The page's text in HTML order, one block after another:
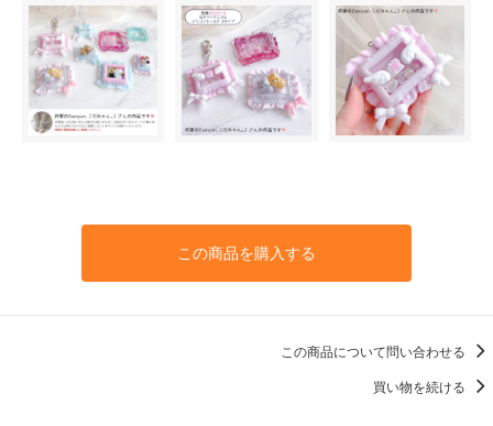
この商品を購入する
この商品について問い合わせる
買い物を続ける